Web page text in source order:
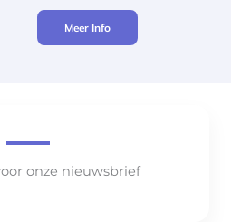
Meer Info
onze nieuwsbrief